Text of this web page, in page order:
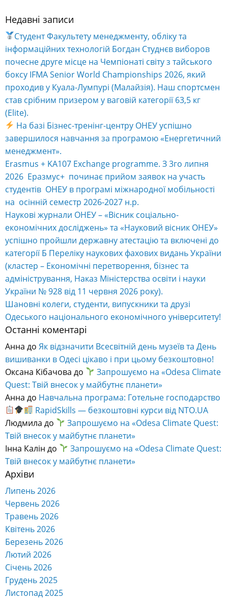
Alternative:
Недавні записи
Студент Факультету менеджменту, обліку та
інформаційних технологій Богдан Студнєв виборов
почесне друге місце на Чемпіонаті світу з тайського
боксу IFMA Senior World Championships 2026, який
проходив у Куала-Лумпурі (Малайзія). Наш спортсмен
став срібним призером у ваговій категорії 63,5 кг
(Elite).
На базі Бізнес-тренінг-центру ОНЕУ успішно
завершилося навчання за програмою «Енергетичний
менеджмент».
Erasmus + KA107 Exchange programme. З 3го липня
2026 Еразмус+ починає прийом заявок на участь
студентів ОНЕУ в програмі міжнародної мобільності
на осінній семестр 2026-2027 н.р.
Наукові журнали ОНЕУ – «Вісник соціально-
економічних досліджень» та «Науковий вісник ОНЕУ»
успішно пройшли державну атестацію та включені до
категорії Б Переліку наукових фахових видань України
(кластер – Економічні перетворення, бізнес та
адміністрування, Наказ Міністерства освіти і науки
України № 928 від 11 червня 2026 року).
Шановні колеги, студенти, випускники та друзі
Одеського національного економічного університету!
Останні коментарі
Анна до Як відзначити Всесвітній день музеїв та День
вишиванки в Одесі цікаво і при цьому безкоштовно!
Оксана Кібачова до
Запрошуємо на «Odesa Climate
Quest: Твій внесок у майбутнє планети»
Анна до Навчальна програма: Готельне господарство
RapidSkills — безкоштовні курси від NTO.UA
Людмила до
Запрошуємо на «Odesa Climate Quest:
Твій внесок у майбутнє планети»
Інна Калін до
Запрошуємо на «Odesa Climate Quest:
Твій внесок у майбутнє планети»
Архіви
Липень 2026
Червень 2026
Травень 2026
Квітень 2026
Березень 2026
Лютий 2026
Січень 2026
Грудень 2025
Листопад 2025